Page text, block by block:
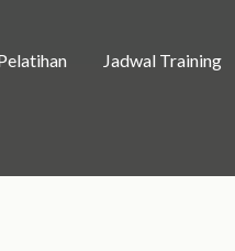
Jadwal Training